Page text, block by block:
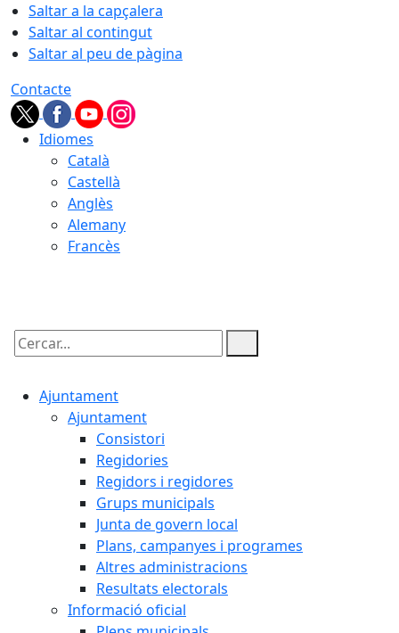
Saltar a la capçalera
Saltar al contingut
Saltar al peu de pàgina
Contacte
Idiomes
Català
Castellà
Anglès
Alemany
Francès
Cercar:
Ajuntament
Ajuntament
Consistori
Regidories
Regidors i regidores
Grups municipals
Junta de govern local
Plans, campanyes i programes
Altres administracions
Resultats electorals
Informació oficial